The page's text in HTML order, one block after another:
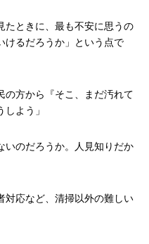
たときに、最も不安に思うの
けるだろうか」という点で
の方から『そこ、まだ汚れて
よう」
いのだろうか。人見知りだか
対応など、清掃以外の難しい